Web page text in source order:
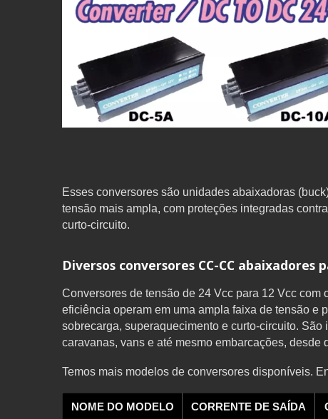
Esses conversores são unidades abaixadoras
tensão mais ampla, com proteções integradas
curto-circuito.
Diversos conversores CC-CC abaixadores
Conversores de tensão de 24 Vcc para 12 Vcc com
eficiência operam em uma ampla faixa de tensão e
sobrecarga, superaquecimento e curto-circuito.
caravanas, vans e até mesmo embarcações, desde
Temos mais modelos de conversores disponíveis.
NOME DO MODELO CORRENTE DE SAÍDA